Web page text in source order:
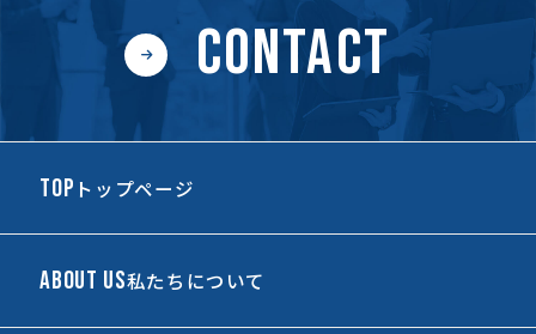
CONTACT
TOP トップページ
ABOUT US私たちについて